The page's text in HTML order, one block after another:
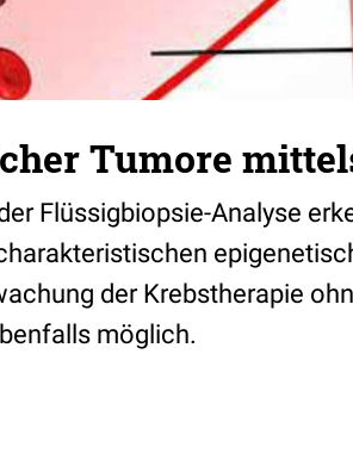
Tumore
Flüssigbiopsie-Analyse
der Krebstherapie
möglich.